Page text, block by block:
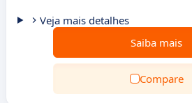
Veja mais detalhes
Saiba mais
Compare